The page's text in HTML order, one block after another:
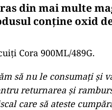
din mai multe
conține oxid
Cora 900ML/489G.
să nu le consumați și
returnarea și
care să ateste